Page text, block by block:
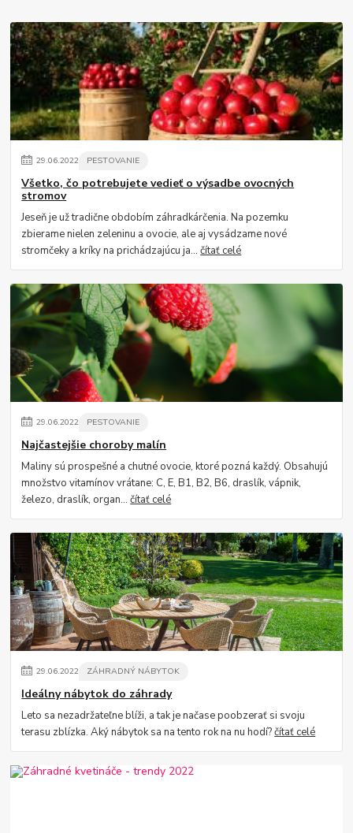
29.06.2022 PESTOVANIE
Všetko, čo potrebujete vedieť o výsadbe ovocných
stromov
Jeseň je už tradične obdobím záhradkárčenia. Na pozemku
zbierame nielen zeleninu a ovocie, ale aj vysádzame nové
stromčeky a kríky na prichádzajúcu ja...čítať celé
29.06.2022 PESTOVANIE
Najčastejšie choroby malín
Maliny sú prospešné a chutné ovocie, ktoré pozná každý. Obsahujú
množstvo vitamínov vrátane: C, E, B1, B2, B6, draslík, vápnik,
železo, draslík, organ...čítať celé
29.06.2022 ZÁHRADNÝ NÁBYTOK
Ideálny nábytok do záhrady
Leto sa nezadržateľne blíži, a tak je načase poobzerať si svoju
terasu zblízka. Aký nábytok sa na tento rok na nu hodí?čítať celé